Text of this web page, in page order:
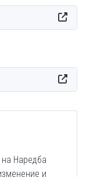
на Наредба
и